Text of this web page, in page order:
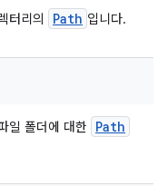
터리의 Path 입니다.
일 폴더에 대한 Path